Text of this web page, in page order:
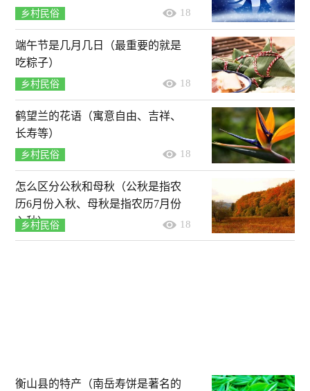
乡村民俗 18
端午节是几月几日（最重要的就是
吃粽子）
乡村民俗 18
鹤望兰的花语（寓意自由、吉祥、
长寿等）
乡村民俗 18
怎么区分公秋和母秋（公秋是指农
历6月份入秋、母秋是指农历7月份
入秋）
乡村民俗 18
衡山县的特产（南岳寿饼是著名的